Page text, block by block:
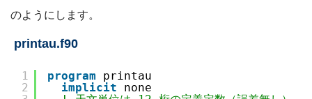
のようにします。
printau.f90
1
2
program
printau
implicit
none